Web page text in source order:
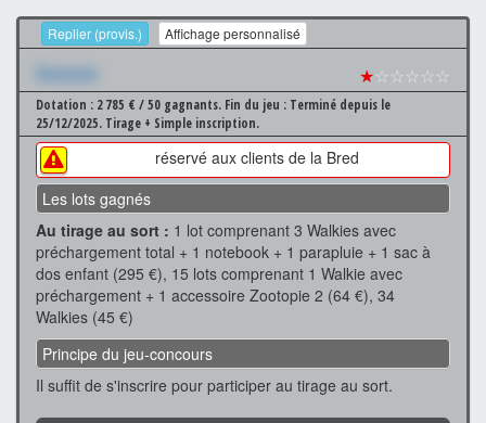
Replier (provis.) Affichage personnalisé
Xxxxxxx ★☆☆☆☆☆
Dotation : 2 785 € / 50 gagnants. Fin du jeu : Terminé depuis le
25/12/2025. Tirage + Simple inscription.
réservé aux clients de la Bred
Les lots gagnés
Au tirage au sort : 1 lot comprenant 3 Walkies avec
préchargement total + 1 notebook + 1 parapluie + 1 sac à
dos enfant (295 €), 15 lots comprenant 1 Walkie avec
préchargement + 1 accessoire Zootopie 2 (64 €), 34
Walkies (45 €)
Principe du jeu-concours
Il suffit de s'inscrire pour participer au tirage au sort.